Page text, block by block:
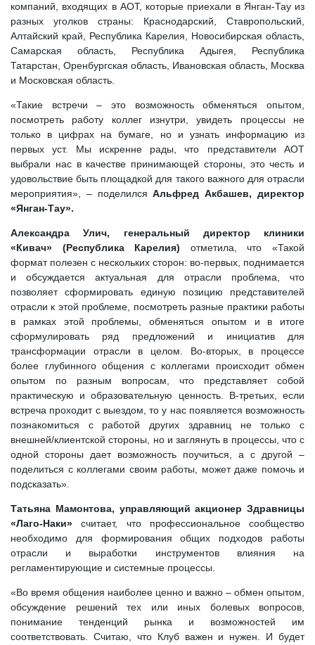
компаний, входящих в АОТ, которые приехали в Янган-Тау из
разных уголков страны: Краснодарский, Ставропольский,
Алтайский край, Республика Карелия, Новосибирская область,
Самарская область, Республика Адыгея, Республика
Татарстан, Оренбургская область, Ивановская область, Москва
и Московская область.
«Такие встречи – это возможность обменяться опытом,
посмотреть работу коллег изнутри, увидеть процессы не
только в цифрах на бумаге, но и узнать информацию из
первых уст. Мы искренне рады, что представители АОТ
выбрали нас в качестве принимающей стороны, это честь и
удовольствие быть площадкой для такого важного для отрасли
мероприятия», – поделилсяАльфред Акбашев, директор
«Янган-Тау».
Александра Улич, генеральный директор клиники
«Кивач» (Республика Карелия) отметила, что «Такой
формат полезен с нескольких сторон: во-первых, поднимается
и обсуждается актуальная для отрасли проблема, что
позволяет сформировать единую позицию представителей
отрасли к этой проблеме, посмотреть разные практики работы
в рамках этой проблемы, обменяться опытом и в итоге
сформулировать ряд предложений и инициатив для
трансформации отрасли в целом. Во-вторых, в процессе
более глубинного общения с коллегами происходит обмен
опытом по разным вопросам, что представляет собой
практическую и образовательную ценность. В-третьих, если
встреча проходит с выездом, то у нас появляется возможность
познакомиться с работой других здравниц не только с
внешней/клиентской стороны, но и заглянуть в процессы, что с
одной стороны дает возможность поучиться, а с другой –
поделиться с коллегами своим работы, может даже помочь и
подсказать».
Татьяна Мамонтова, управляющий акционер Здравницы
«Лаго-Наки» считает, что профессиональное сообщество
необходимо для формирования общих подходов работы
отрасли и выработки инструментов влияния на
регламентирующие и системные процессы.
«Во время общения наиболее ценно и важно – обмен опытом,
обсуждение решений тех или иных болевых вопросов,
понимание тенденций рынка и возможностей им
соответствовать. Считаю, что Клуб важен и нужен. И будет